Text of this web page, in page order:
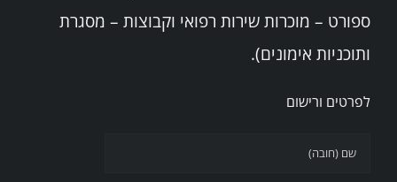
ספורט – מוכרות שירות רפואי וקבוצות – מסגרת
ותוכניות אימונים).
לפרטים ורישום